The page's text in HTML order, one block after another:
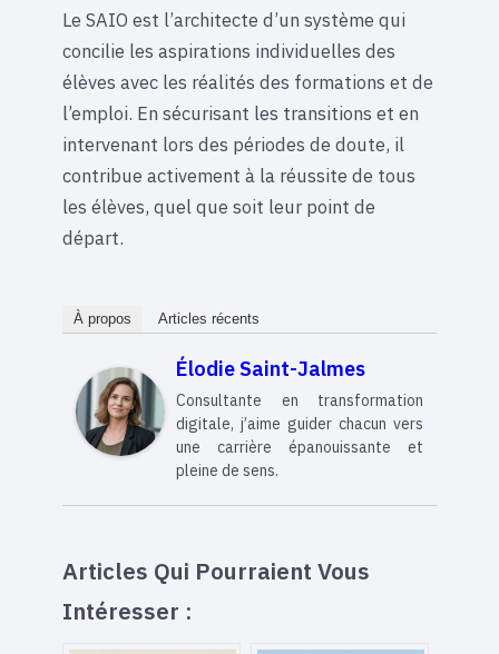
Le SAIO est l’architecte d’un système qui
concilie les aspirations individuelles des
élèves avec les réalités des formations et de
l’emploi. En sécurisant les transitions et en
intervenant lors des périodes de doute, il
contribue activement à la réussite de tous
les élèves, quel que soit leur point de
départ.
À propos Articles récents
Élodie Saint-Jalmes
Consultante en transformation
digitale, j’aime guider chacun vers
une carrière épanouissante et
pleine de sens.
Articles Qui Pourraient Vous
Intéresser :